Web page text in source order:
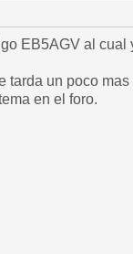
EB5AGV al
tarda un poco
en el foro.